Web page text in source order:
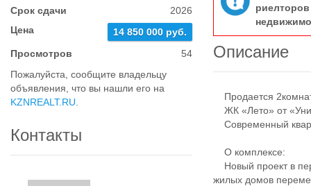
Срок сдачи
2026
Цена
14 850 000 руб.
Просмотров
54
Пожалуйста, сообщите владельцу
объявления, что вы нашли его на
KZNREALT.RU
Контакты
Описание
Продается
ЖК «Лето» от
Современный
О комплексе:
Новый проект в
жилых домов